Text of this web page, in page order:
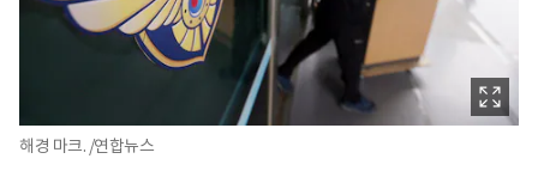
해경 마크. /연합뉴스